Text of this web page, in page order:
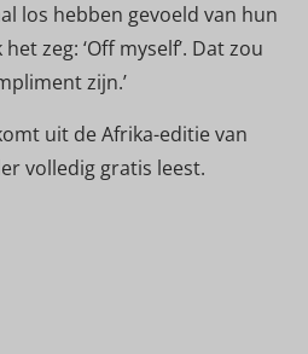
los hebben gevoeld van hun
zeg: ‘Off myself’. Dat zou
zijn.’
uit de Afrika-editie van
volledig gratis leest.